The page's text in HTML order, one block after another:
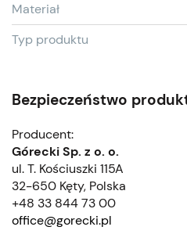
Materiał
Typ produktu
Bezpieczeństwo
Producent:
Górecki Sp. z o. o.
ul. T. Kościuszki 115A
32-650 Kęty, Polska
+48 33 844 73 00
office@gorecki.pl